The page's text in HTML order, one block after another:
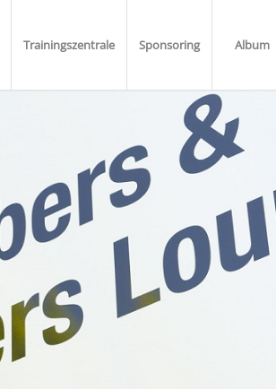
Trainingszentrale Sponsoring Album